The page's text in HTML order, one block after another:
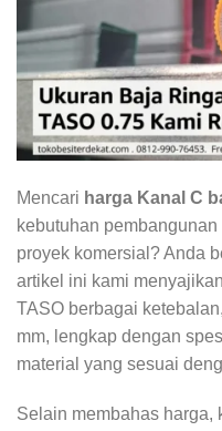
Mencari harga Kanal C
kebutuhan
proyek komersial? Anda
artikel ini kami
TASO berbagai
mm, lengkap dengan
material yang sesuai
Selain membahas harga,